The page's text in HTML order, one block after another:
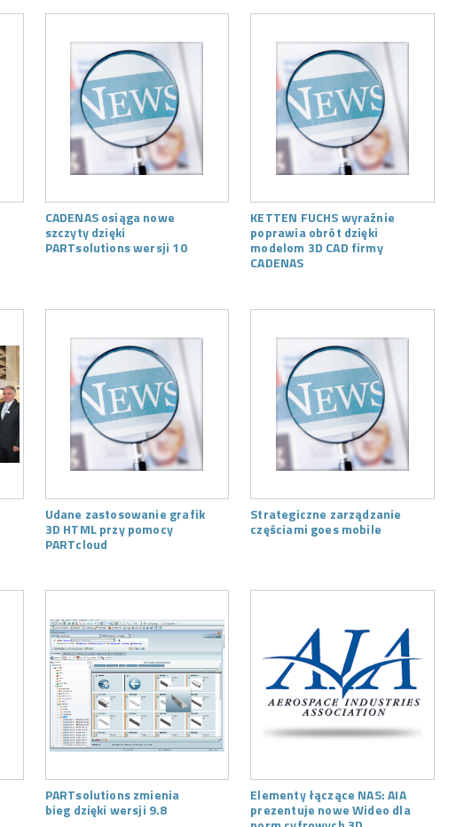
CADENAS osiąga nowe
szczyty dzięki
PARTsolutions wersji 10
KETTEN FUCHS wyraźnie
poprawia obrót dzięki
modelom 3D CAD firmy
CADENAS
Udane zastosowanie grafik
3D HTML przy pomocy
PARTcloud
Strategiczne zarządzanie
częściami goes mobile
PARTsolutions zmienia
bieg dzięki wersji 9.8
Elementy łączące NAS: AIA
prezentuje nowe Wideo dla